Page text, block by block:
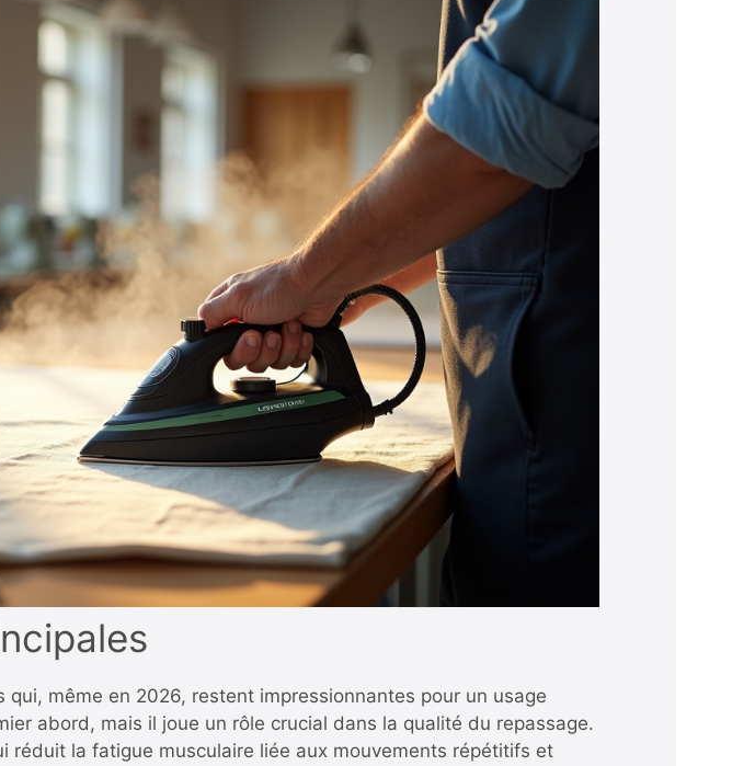
même en 2026, restent impressionnantes pour un usage
abord, mais il joue un rôle crucial dans la qualité du repassage.
réduit la fatigue musculaire liée aux mouvements répétitifs et